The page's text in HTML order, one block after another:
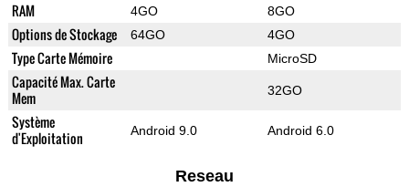
RAM 4GO 8GO
Options de Stockage 64GO 4GO
Type Carte Mémoire MicroSD
Capacité Max. Carte
Mem
32GO
Système
d'Exploitation
Android 9.0 Android 6.0
Reseau